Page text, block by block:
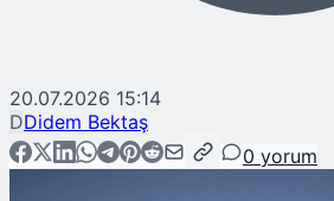
20.07.2026 15:14
DDidem Bektaş
0 yorum